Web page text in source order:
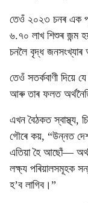
তেওঁ ২০২৩ চনৰ এক
৬.৭০ লাখ শিশুৰ জন্ম
চনলৈ বৃদ্ধ জনসংখ্যাৰ
তেওঁ সতৰ্কবাণী দিয়ে
আৰু তাৰ ফলত
এখন বৈঠকত স্বাস্থ্য,
গৌৰে কয়, “উন্নত
এতিয়া হৈ আছোঁ—
লক্ষ্য পৰিয়ালসমূহক
হ’ব লাগিব।”